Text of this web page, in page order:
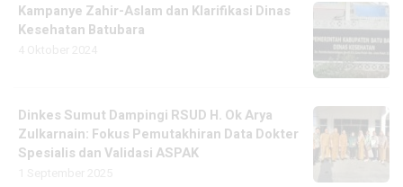
Kampanye Zahir-Aslam dan Klarifikasi Dinas
Kesehatan Batubara
Dinkes Sumut Dampingi RSUD H. Ok Arya
Zulkarnain: Fokus Pemutakhiran Data Dokter
Spesialis dan Validasi ASPAK